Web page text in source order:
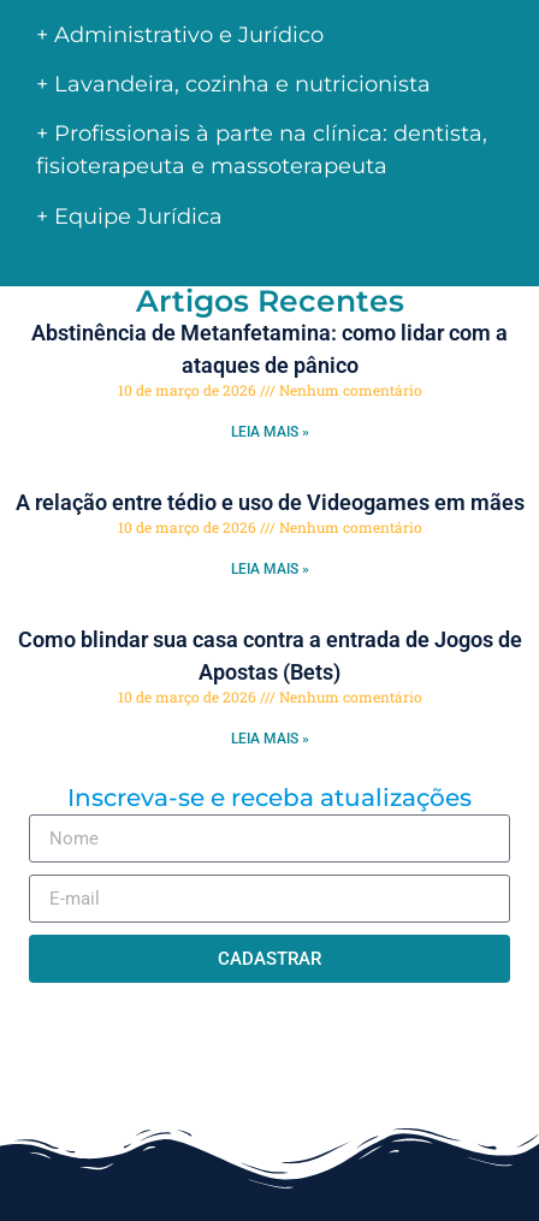
+ Administrativo e Jurídico
+ Lavandeira, cozinha e nutricionista
+ Profissionais à parte na clínica: dentista,
fisioterapeuta e massoterapeuta
+ Equipe Jurídica
Artigos Recentes
Abstinência de Metanfetamina: como lidar com a
ataques de pânico
10 de março de 2026 Nenhum comentário
LEIA MAIS »
A relação entre tédio e uso de Videogames em mães
10 de março de 2026 Nenhum comentário
LEIA MAIS »
Como blindar sua casa contra a entrada de Jogos de
Apostas (Bets)
10 de março de 2026 Nenhum comentário
LEIA MAIS »
Inscreva-se e receba atualizações
CADASTRAR